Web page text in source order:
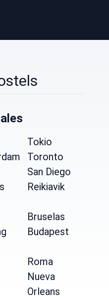
Tokio
Toronto
San Diego
Reikiavik
Bruselas
Budapest
Roma
Nueva
Orleans